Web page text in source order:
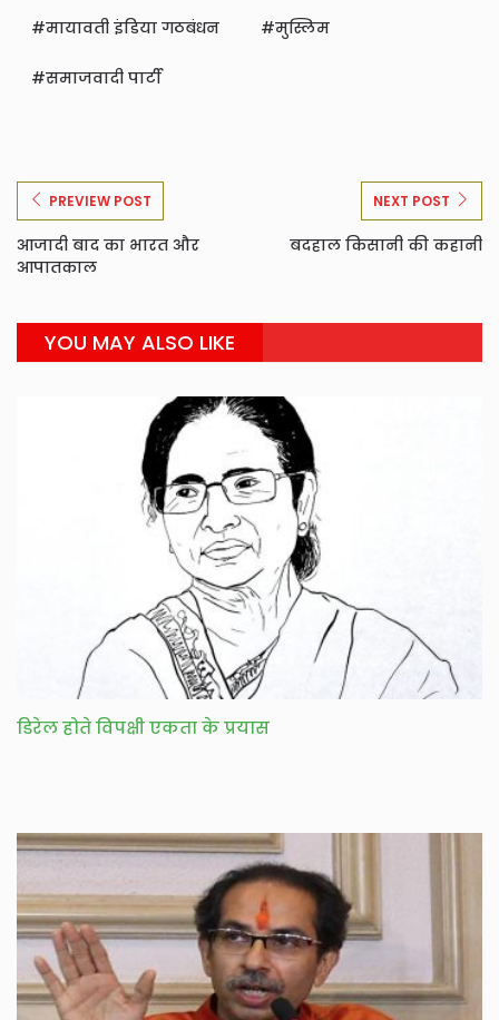
मायावती इंडिया गठबंधन मुस्लिम
समाजवादी पार्टी
PREVIEW POST
आजादी बाद का भारत और
आपातकाल
NEXT POST
बदहाल किसानी की कहानी
YOU MAY ALSO LIKE
डिरेल होते विपक्षी एकता के प्रयास